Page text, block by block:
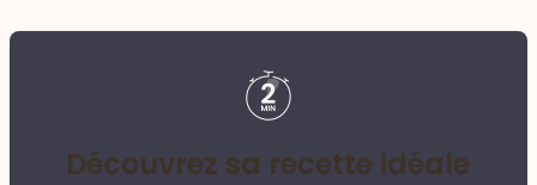
Découvrez sa recette idéale